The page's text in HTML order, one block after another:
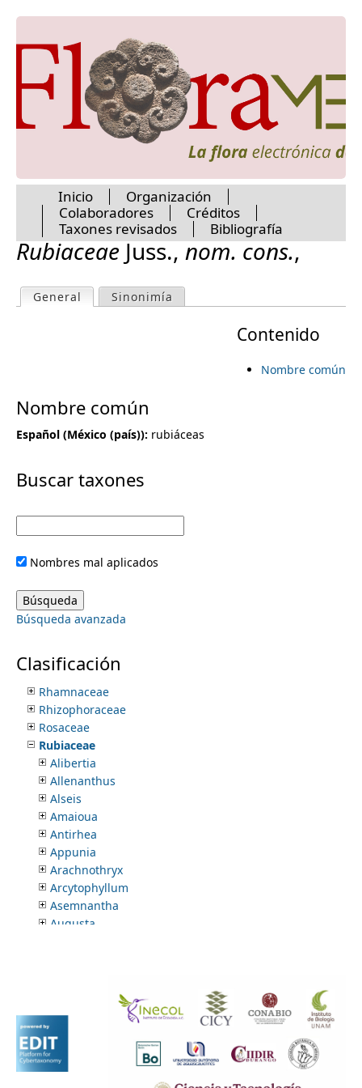
RubiaceaeJuss.,nom. cons.,
P
m
a
r
y
t
a
b
s
General (active tab)
Sinonimía
Contenido
Nombre común
Nombre común
Español (México (país)): rubiáceas
M
m
e
n
u
Inicio
Organización
Colaboradores
Créditos
Taxones revisados
Bibliografía
Buscar taxones
Nombres mal aplicados
Búsqueda avanzada
Clasificación
Orchidaceae
Oxalidaceae
Paeoniaceae
Pandanaceae
Papaveraceae
Passifloraceae
Paulowniaceae
Pentaphylacaceae
Peraceae
Petenaeaceae
Petiveriaceae
Phrymaceae
Phyllanthaceae
Phytolaccaceae
Platanaceae
Plumbaginaceae
Podostemaceae
Polygalaceae
Polygonaceae
Portulacaceae
Primulaceae
Proteaceae
Ranunculaceae
Resedaceae
Rhamnaceae
Rhizophoraceae
Rosaceae
Rubiaceae
Alibertia
Allenanthus
Alseis
Amaioua
Antirhea
Appunia
Arachnothryx
Arcytophyllum
Asemnantha
Augusta
Blepharidium
Bonatia
Bouvardia
Calycophyllum